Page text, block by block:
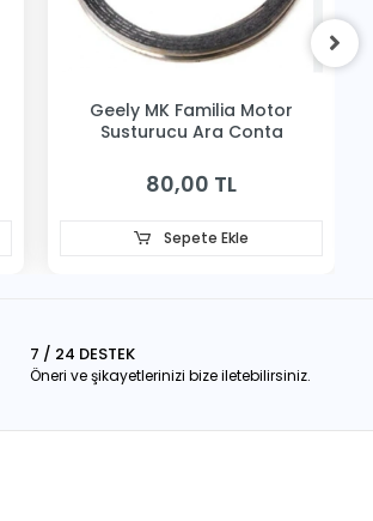
Geely MK Familia Motor
Susturucu Ara Conta
80,00 TL
Sepete Ekle
7 / 24 DESTEK
Öneri ve şikayetlerinizi bize iletebilirsiniz.